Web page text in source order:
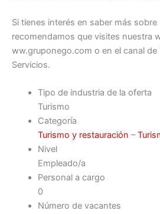
Si tienes interés en saber más
recomendamos que visites nuestra
ww.gruponego.com o en el canal de
Servicios.
Tipo de industria de la oferta
Turismo
Categoría
Turismo y restauración –
Nivel
Empleado/a
Personal a cargo
0
Número de vacantes